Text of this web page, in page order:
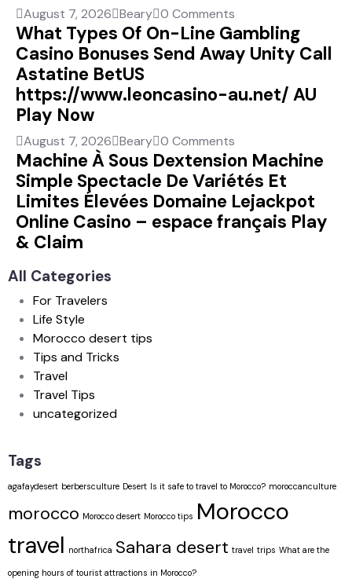
August 7, 2026 Beary 0 Comments
What Types Of On-Line Gambling
Casino Bonuses Send Away Unity Call
Astatine BetUS
https://www.leoncasino-au.net/ AU
Play Now
August 7, 2026 Beary 0 Comments
Machine À Sous Dextension Machine
Simple Spectacle De Variétés Et
Limites Élevées Domaine Lejackpot
Online Casino – espace français Play
& Claim
All Categories
For Travelers
Life Style
Morocco desert tips
Tips and Tricks
Travel
Travel Tips
uncategorized
Tags
agafaydesert berbersculture Desert Is it safe to travel to Morocco? moroccanculture
morocco Morocco desert Morocco tips Morocco
travel northafrica Sahara desert travel trips What are the
opening hours of tourist attractions in Morocco?